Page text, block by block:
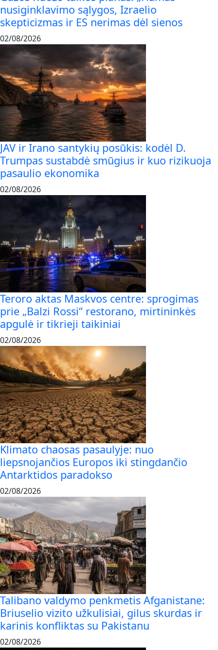
nusiginklavimo sąlygos, Izraelio
skepticizmas ir ES nerimas dėl sienos
02/08/2026
JAV ir Irano santykių posūkis: kodėl D.
Trumpas sustabdė smūgius ir kuo rizikuoja
pasaulio ekonomika
02/08/2026
Teroro aktas Maskvos centre: sprogimas
prie „Balzi Rossi“ restorano, mirtininkės
apgulė ir tikrieji taikiniai
02/08/2026
Klimato chaosas pasaulyje: nuo
liepsnojančios Europos iki stingdančio
Antarktidos paradokso
02/08/2026
Talibano valdymo penkmetis Afganistane:
Briuselio vizito užkulisiai, gilus skurdas ir
karinis konfliktas su Pakistanu
02/08/2026